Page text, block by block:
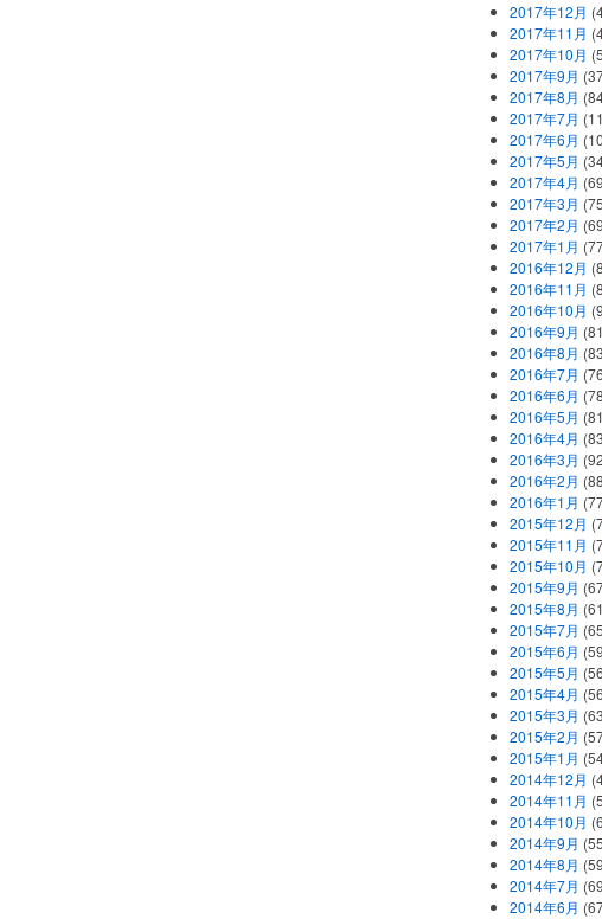
2017年12月
2017年11月
2017年10月
2017年9月
2017年8月
2017年7月
2017年6月
2017年5月
2017年4月
2017年3月
2017年2月
2017年1月
2016年12月
2016年11月
2016年10月
2016年9月
2016年8月
2016年7月
2016年6月
2016年5月
2016年4月
2016年3月
2016年2月
2016年1月
2015年12月
2015年11月
2015年10月
2015年9月
2015年8月
2015年7月
2015年6月
2015年5月
2015年4月
2015年3月
2015年2月
2015年1月
2014年12月
2014年11月
2014年10月
2014年9月
2014年8月
2014年7月
2014年6月